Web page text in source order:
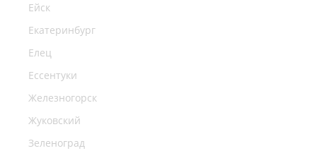
Ейск
Екатеринбург
Елец
Ессентуки
Железногорск
Жуковский
Зеленоград